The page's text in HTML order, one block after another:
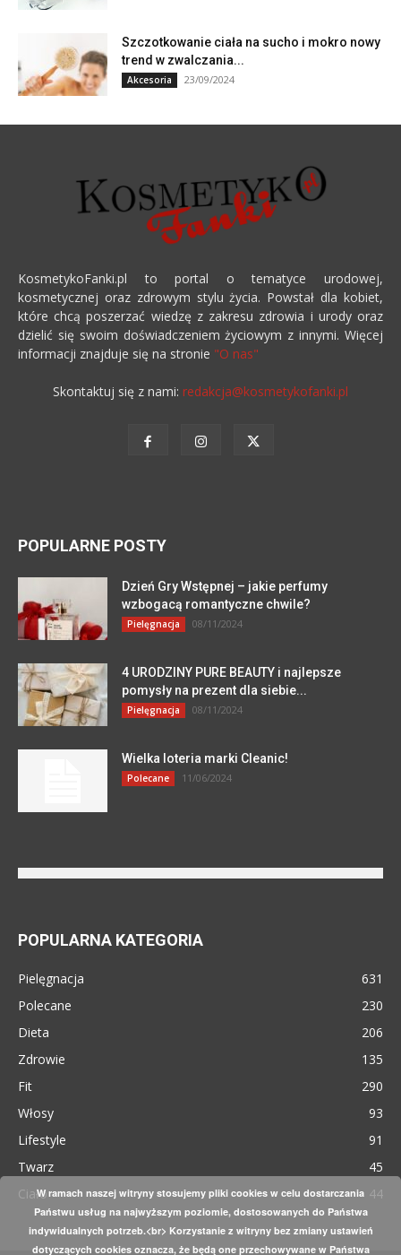
Szczotkowanie ciała na sucho i mokro nowy
trend w zwalczania...
Akcesoria 23/09/2024
KosmetykoFanki.pl to portal o tematyce urodowej,
kosmetycznej oraz zdrowym stylu życia. Powstał dla kobiet,
które chcą poszerzać wiedzę z zakresu zdrowia i urody oraz
dzielić się swoim doświadczeniem życiowym z innymi. Więcej
informacji znajduje się na stronie "O nas"
Skontaktuj się z nami: redakcja@kosmetykofanki.pl
POPULARNE POSTY
Dzień Gry Wstępnej – jakie perfumy
wzbogacą romantyczne chwile?
Pielęgnacja 08/11/2024
4 URODZINY PURE BEAUTY i najlepsze
pomysły na prezent dla siebie...
Pielęgnacja 08/11/2024
Wielka loteria marki Cleanic!
Polecane 11/06/2024
POPULARNA KATEGORIA
Pielęgnacja
631
Polecane
230
Dieta
206
Zdrowie
135
Fit
290
Włosy
93
Lifestyle
91
Twarz
45
Ciało
44
W ramach naszej witryny stosujemy pliki cookies w celu dostarczania
Państwu usług na najwyższym poziomie, dostosowanych do Państwa
indywidualnych potrzeb.<br> Korzystanie z witryny bez zmiany ustawień
dotyczących cookies oznacza, że będą one przechowywane w Państwa